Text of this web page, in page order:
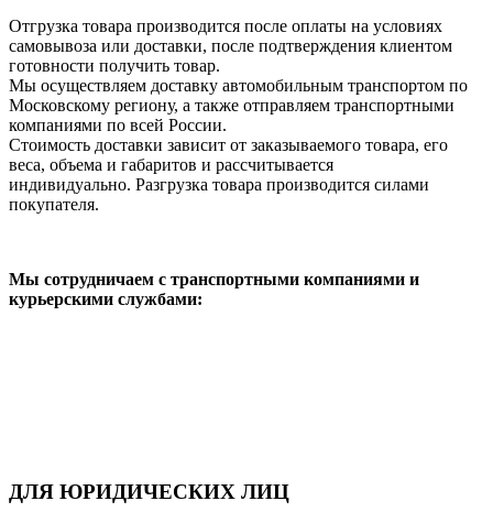
Отгрузка товара производится после оплаты на условиях
самовывоза или доставки, после подтверждения клиентом
готовности получить товар.
Мы осуществляем доставку автомобильным транспортом по
Московскому региону, а также отправляем транспортными
компаниями по всей России.
Стоимость доставки зависит от заказываемого товара, его
веса, объема и габаритов и рассчитывается
индивидуально. Разгрузка товара производится силами
покупателя.
Мы сотрудничаем с транспортными компаниями и
курьерскими службами:
ДЛЯ ЮРИДИЧЕСКИХ ЛИЦ